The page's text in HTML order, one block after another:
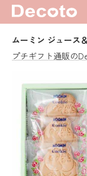
ムーミン ジュース
プチギフト通販の